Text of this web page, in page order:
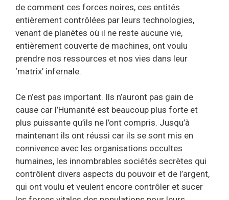
de comment ces forces noires, ces entités
entièrement contrôlées par leurs technologies,
venant de planètes où il ne reste aucune vie,
entièrement couverte de machines, ont voulu
prendre nos ressources et nos vies dans leur
‘matrix’ infernale.
Ce n’est pas important. Ils n’auront pas gain de
cause car l’Humanité est beaucoup plus forte et
plus puissante qu’ils ne l’ont compris. Jusqu’à
maintenant ils ont réussi car ils se sont mis en
connivence avec les organisations occultes
humaines, les innombrables sociétés secrètes qui
contrôlent divers aspects du pouvoir et de l’argent,
qui ont voulu et veulent encore contrôler et sucer